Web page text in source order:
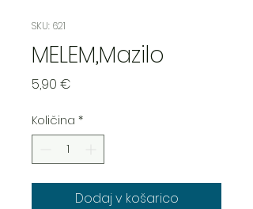
SKU: 621
MELEM,Mazilo
5,90 €
Količina *
Dodaj v košarico